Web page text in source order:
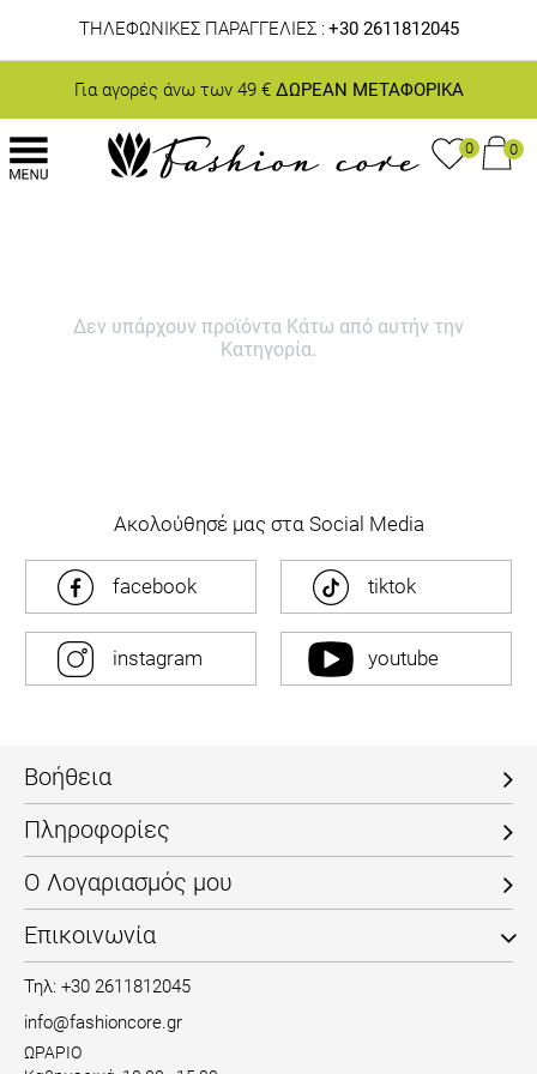
ΤΗΛΕΦΩΝΙΚΕΣ ΠΑΡΑΓΓΕΛΙΕΣ : +30 2611812045
Για αγορές άνω των 49 € ΔΩΡΕΑΝ ΜΕΤΑΦΟΡΙΚΑ
0 0
Δεν υπάρχουν προϊόντα Κάτω από αυτήν την
Κατηγορία.
Ακολούθησέ μας στα Social Media
facebook tiktok
instagram youtube
Βοήθεια
Πληροφορίες
Ο Λογαριασμός μου
Επικοινωνία
Τηλ: +30 2611812045
info@fashioncore.gr
ΩΡΑΡΙΟ